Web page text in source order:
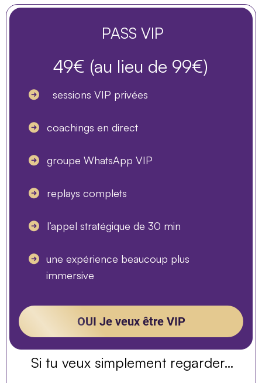
PASS VIP
49€ (au lieu de 99€)
sessions VIP privées
coachings en direct
groupe WhatsApp VIP
replays complets
l’appel stratégique de 30 min
une expérience beaucoup plus
immersive
OUI Je veux être VIP
Si tu veux simplement regarder…